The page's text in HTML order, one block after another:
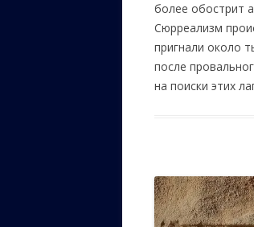
более обострит
Сюрреализм
пригнали около
после
на поиски этих